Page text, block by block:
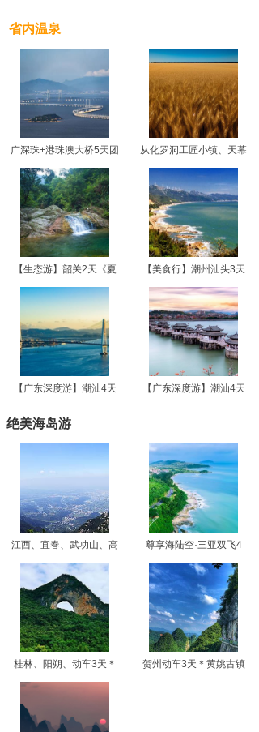
省内温泉
广深珠+港珠澳大桥5天团 从化罗洞工匠小镇、天幕
【生态游】韶关2天《夏 【美食行】潮州汕头3天
【广东深度游】潮汕4天 【广东深度游】潮汕4天
绝美海岛游
江西、宜春、武功山、高 尊享海陆空·三亚双飞4
桂林、阳朔、动车3天＊ 贺州动车3天＊黄姚古镇